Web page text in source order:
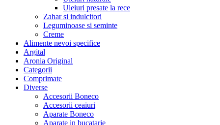
Uleiuri presate la rece
Zahar si indulcitori
Leguminoase si seminte
Creme
Alimente nevoi specifice
Argital
Aronia Original
Categorii
Comprimate
Diverse
Accesorii Boneco
Accesorii ceaiuri
Aparate Boneco
Aparate in bucatarie